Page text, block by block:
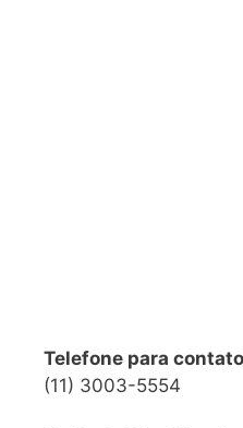
Telefone para contato
(11) 3003-5554